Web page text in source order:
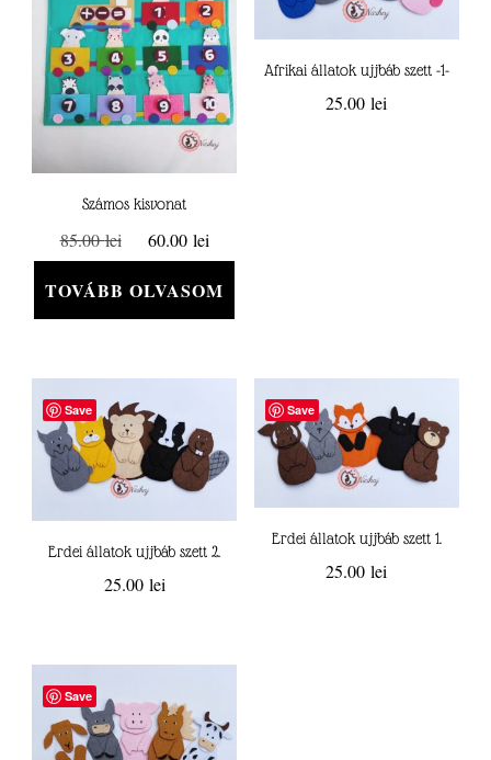
Számos kisvonat
85.00lei
Original
price
was:
60.00 lei
price
is:
TOVÁBB OLVASOM
Afrikai állatok ujjbáb szett -1-
25.00lei
Save
Erdei állatok ujjbáb szett 2.
25.00 lei
Save
Erdei állatok ujjbáb szett 1.
25.00lei
Save